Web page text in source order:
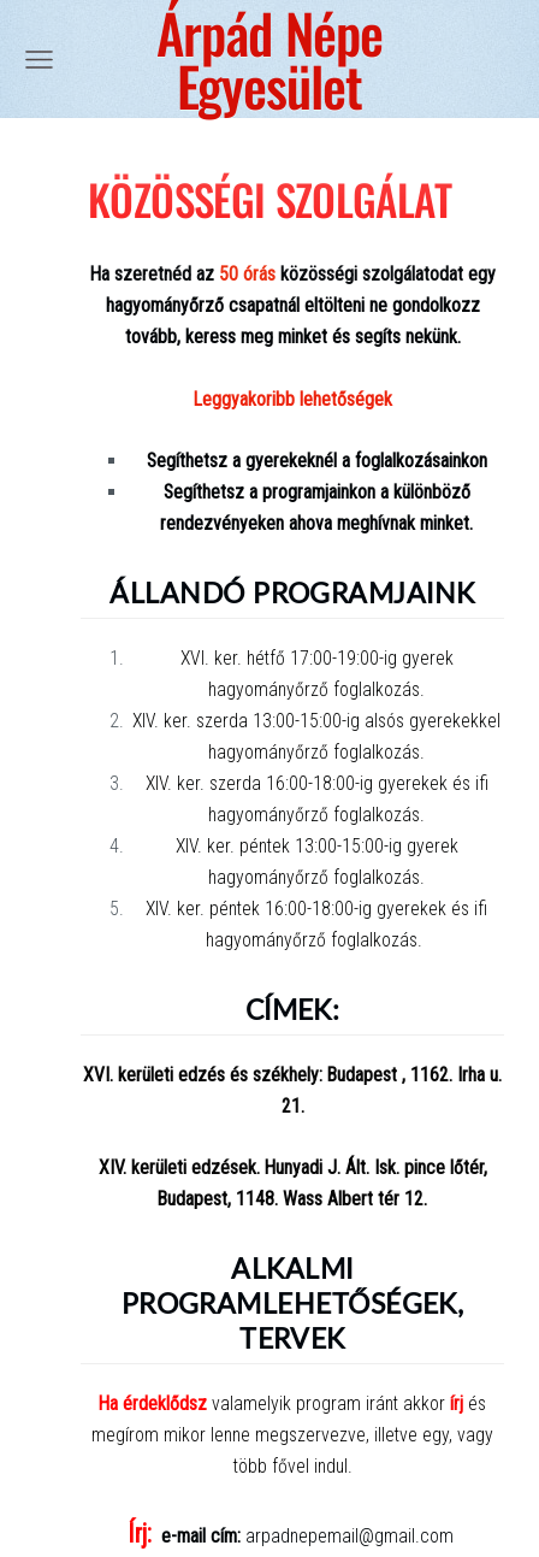
Árpád Népe
Egyesület
KÖZÖSSÉGI SZOLGÁLAT
Ha szeretnéd az50 órás közösségi szolgálatodat egy
hagyományőrző csapatnál eltölteni ne gondolkozz
tovább, keress meg minket és segíts nekünk.
Leggyakoribb lehetőségek
Segíthetsz a gyerekeknél a foglalkozásainkon
Segíthetsz a programjainkon a különböző
rendezvényeken ahova meghívnak minket.
ÁLLANDÓ PROGRAMJAINK
XVI. ker. hétfő 17:00-19:00-ig gyerek
hagyományőrző foglalkozás.
XIV. ker. szerda 13:00-15:00-ig alsós gyerekekkel
hagyományőrző foglalkozás.
XIV. ker. szerda 16:00-18:00-ig gyerekek és ifi
hagyományőrző foglalkozás.
XIV. ker. péntek 13:00-15:00-ig gyerek
hagyományőrző foglalkozás.
XIV. ker. péntek 16:00-18:00-ig gyerekek és ifi
hagyományőrző foglalkozás.
CÍMEK:
XVI. kerületi edzés és székhely: Budapest , 1162. Irha u.
21.
XIV. kerületi edzések. Hunyadi J. Ált. Isk. pince lőtér,
Budapest, 1148. Wass Albert tér 12.
ALKALMI
PROGRAMLEHETŐSÉGEK,
TERVEK
Ha érdeklődsz valamelyik program iránt akkor írj és
megírom mikor lenne megszervezve, illetve egy, vagy
több fővel indul.
Írj: e-mail cím: arpadnepemail@gmail.com